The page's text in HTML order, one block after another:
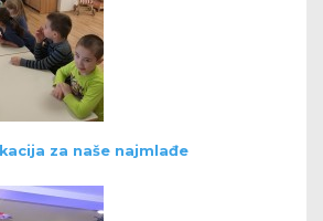
za naše najmlađe